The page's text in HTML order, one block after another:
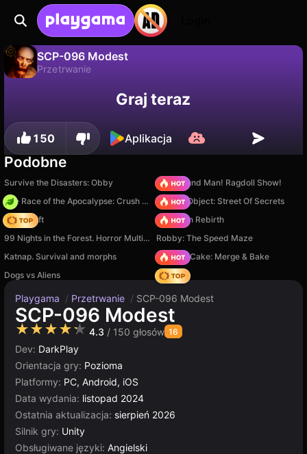
SCP-096 Modest
Przetrwanie
Zapisz postępy! Nie
Graj teraz
150 Aplikacja
Podobne
Survive the Disasters: Obby
Playground Man! Ragdoll Show!
The Race of the Apocalypse: Crush the Zombies!
Hidden Object: Street Of Secrets
Trap Craft
Stickman Rebirth
99 Nights in the Forest. Horror Multiplayer
Robby: The Speed Maze
Katnap. Survival and morphs
Piece of Cake: Merge & Bake
Dogs vs Aliens
Hedgies
Playgama / Przetrwanie / SCP-096 Modest
SCP-096 Modest
★★★★★ 4.3 / 150 głosów 16
Dev: DarkPlay
Orientacja gry: Pozioma
Platformy: PC, Android, iOS
Data wydania: listopad 2024
Ostatnia aktualizacja: sierpień 2026
Silnik gry: Unity
Obsługiwane języki: Angielski